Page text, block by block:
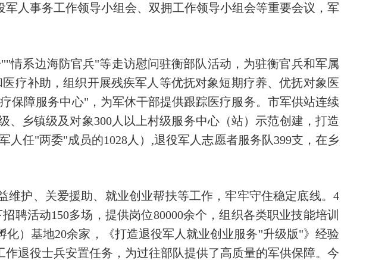
人事务工作领导小组会、双拥工作领导小组会等重要会议，军
情系边海防官兵"等走访慰问驻衡部队活动，为驻衡官兵和军属
疗补助，组织开展残疾军人等优抚对象短期疗养、优抚对象医
保障服务中心"，为军休干部提供跟踪医疗服务。市军供站连续
乡镇级及对象300人以上村级服务中心（站）示范创建，打造
任"两委"成员的1028人）,退役军人志愿者服务队399支，在乡
维护、关爱援助、就业创业帮扶等工作，牢牢守住稳定底线。4
聘活动150多场，提供岗位80000余个，组织各类职业技能培训
）基地20余家，《打造退役军人就业创业服务"升级版"》经验
退役士兵安置任务，为过往部队提供了高质量的军供保障。今